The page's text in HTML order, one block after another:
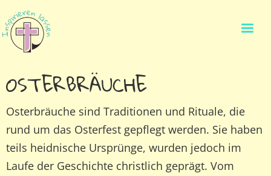
OSTERBRÄUCHE
Osterbräuche sind Traditionen und Rituale, die
rund um das Osterfest gepflegt werden. Sie haben
teils heidnische Ursprünge, wurden jedoch im
Laufe der Geschichte christlich geprägt. Vom